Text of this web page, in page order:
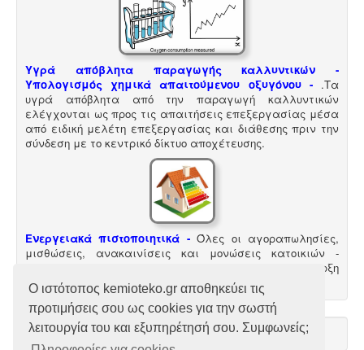
Ο ιστότοπος kemioteko.gr αποθηκεύει τις
προτιμήσεις σου ως cookies για την σωστή
λειτουργία του και εξυπηρέτησή σου. Συμφωνείς;
μετά από την έκδοση άδειας επικινδύνων. Η άδεια
εκδίδεται μετά από την έγκριση της σχετικής
περιβαλλοντικής μελέτης οργάνωσης του δικτύου
συλλογής και μεταφοράς και της ασφάλισης
περιβαλλοντικής ευθύνης.
.Η υποβολή δηλώσεων στο
κτηματολόγιο ξεκίνησε, ένας τρόπος για να
αποφευχθεί η ταλαιπωρία είναι να υποβληθεί η
δήλωση ηλεκτρονικά μέσω ίντερνετ.
Πυρασφάλεια - Πυροπροστασία -
Υφιστάμενες
επιχειρήσεις εκπαιδευτήριων, χώρων συνάθροισης
κοινού, γραφείων και εμπορικών
καταστημάτων οφείλουν να επανακαθορίσουν μέτρα
και μέσα πυροπροστασίας σύμφωνα με τις νέες
διατάξεις (ΠΥΔ 16/15, 3/15, 17/16 & /17).
Υγρά απόβλητα παραγωγής καλλυντικών -
Υπολογισμός χημικά απαιτούμενου οξυγόνου - .Τα
υγρά απόβλητα από την παραγωγή καλλυντικών
ελέγχονται ως προς τις απαιτήσεις επεξεργασίας μέσα
από ειδική μελέτη επεξεργασίας και διάθεσης πριν την
σύνδεση με το κεντρικό δίκτυο αποχέτευσης.
Ενεργειακά πιστοποιητικά - Όλες οι αγοραπωλησίες,
μισθώσεις, ανακαινίσεις και μονώσεις κατοικιών -
επαγγελματικών χώρων προαπαιτούν την ύπαρξη
ενεργειακού πιστοποιητικού